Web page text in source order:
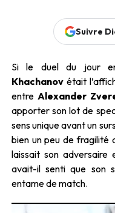
Suivre
Si le duel du jour
Khachanovétait
entre Alexander
apporter son lot de
sens unique avant un
bien un peu de fragilité
laissait son adversaire
avait-il senti que son
entame de match.